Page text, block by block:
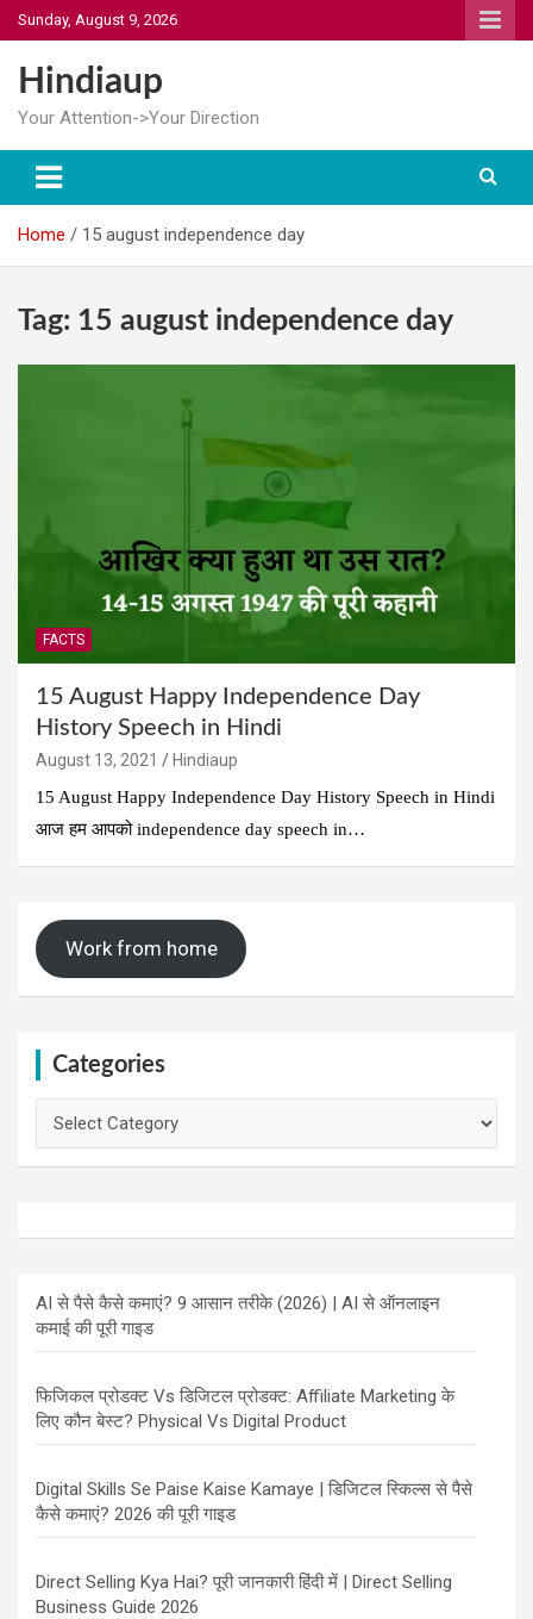
Skip
to
content
Sunday, August 9, 2026
Hindiaup
Your Attention->Your Direction
Home 15 august independence day
Tag: 15 august independence day
FACTS
15 August Happy Independence Day
History Speech in Hindi
August 13, 2021
Hindiaup
15 August Happy Independence Day History Speech in Hindi
आज हम आपको independence day speech in…
Work from home
Categories
AI से पैसे कैसे कमाएं? 9 आसान तरीके (2026) | AI से ऑनलाइन
कमाई की पूरी गाइड
फिजिकल प्रोडक्ट Vs डिजिटल प्रोडक्ट: Affiliate Marketing के
लिए कौन बेस्ट? Physical Vs Digital Product
Digital Skills Se Paise Kaise Kamaye | डिजिटल स्किल्स से पैसे
कैसे कमाएं? 2026 की पूरी गाइड
Direct Selling Kya Hai? पूरी जानकारी हिंदी में | Direct Selling
Business Guide 2026